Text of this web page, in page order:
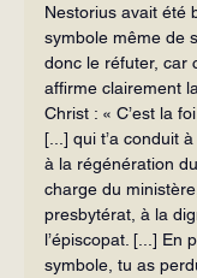
Nestorius avait été
symbole même de
donc le réfuter, car
affirme clairement
Christ : « C’est la
[...] qui t’a conduit
à la ré­génération
charge du
presbytérat, à la
l’épiscopat. [...] En
symbole, tu as